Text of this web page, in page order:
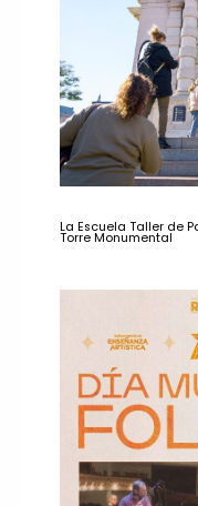
La Escuela Taller de
Torre Monumental